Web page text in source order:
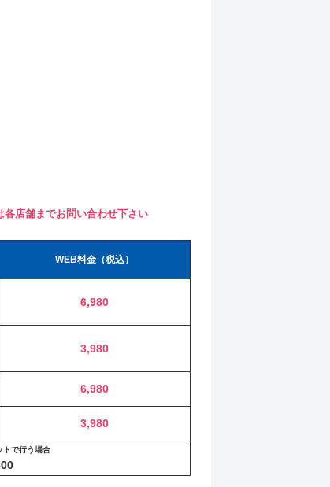
店舗までお問い合わせ下さい
WEB料金（税込）
6,980
3,980
6,980
3,980
トで行う場合